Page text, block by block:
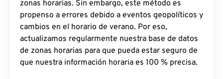
zonas horarias. Sin embargo, este método es
propenso a errores debido a eventos geopolíticos y
cambios en el horario de verano. Por eso,
actualizamos regularmente nuestra base de datos
de zonas horarias para que pueda estar seguro de
que nuestra información horaria es 100 % precisa.